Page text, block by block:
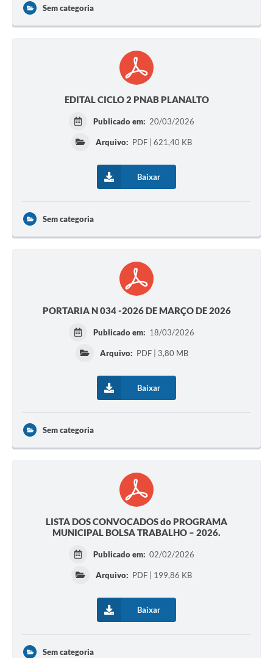
Sem categoria
EDITAL CICLO 2 PNAB PLANALTO
Publicado em: 20/03/2026
Arquivo: PDF | 621,40 KB
Baixar
Sem categoria
PORTARIA N 034 -2026 DE MARÇO DE 2026
Publicado em: 18/03/2026
Arquivo: PDF | 3,80 MB
Baixar
Sem categoria
LISTA DOS CONVOCADOS do PROGRAMA
MUNICIPAL BOLSA TRABALHO – 2026.
Publicado em: 02/02/2026
Arquivo: PDF | 199,86 KB
Baixar
Sem categoria